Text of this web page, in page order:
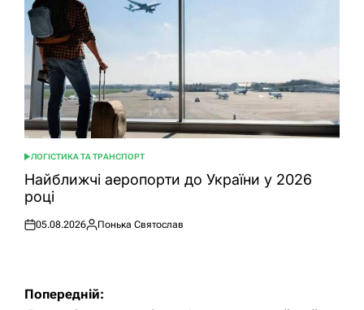
ОПУБЛІКУВАТИ
У
ЛОГІСТИКА ТА ТРАНСПОРТ
Найближчі аеропорти до України у 2026
році
Оприлюднено
05.08.2026
Опубліковано
Понька Святослав
Навігація
Попередній: